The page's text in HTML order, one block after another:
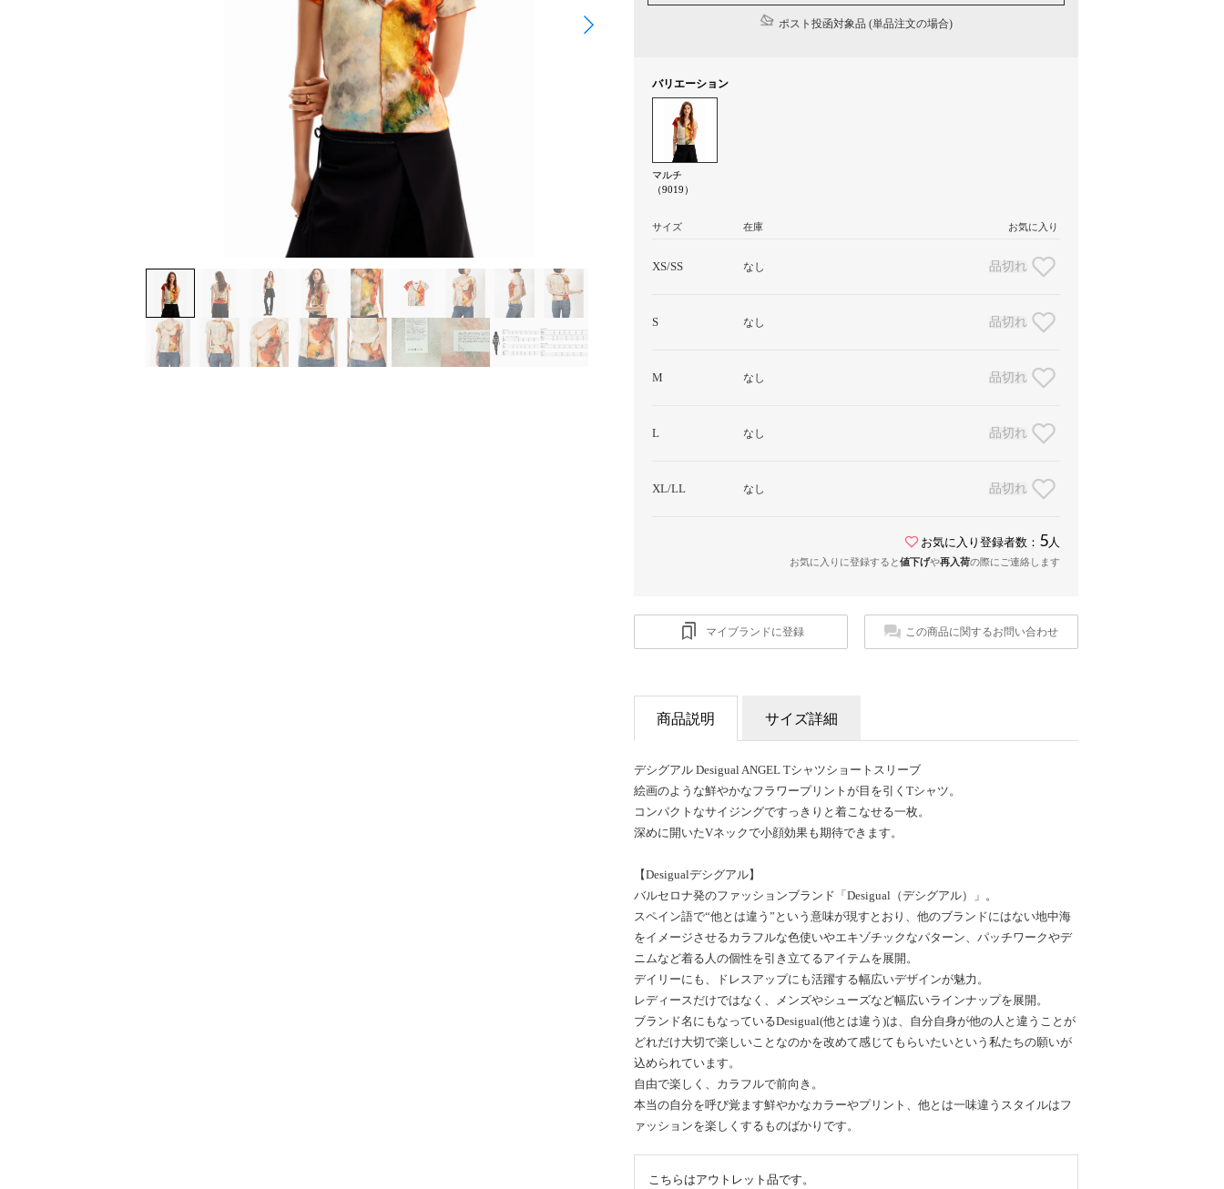
ポスト投函対象品 (単品注文の場合)
バリエーション
マルチ
（9019）
サイズ 在庫 お気に入り
XS/SS なし 品切れ
S なし 品切れ
M なし 品切れ
L なし 品切れ
XL/LL なし 品切れ
お気に入り登録者数： 5 人
お気に入りに登録すると値下げや再入荷の際にご連絡します
マイブランドに登録 この商品に関するお問い合わせ
商品説明 サイズ詳細
デシグアル Desigual ANGEL Tシャツショートスリーブ
絵画のような鮮やかなフラワープリントが目を引くTシャツ。
コンパクトなサイジングですっきりと着こなせる一枚。
深めに開いたVネックで小顔効果も期待できます。
【Desigualデシグアル】
バルセロナ発のファッションブランド「Desigual（デシグアル）」。
スペイン語で“他とは違う”という意味が現すとおり、他のブランドにはない地中海
をイメージさせるカラフルな色使いやエキゾチックなパターン、パッチワークやデ
ニムなど着る人の個性を引き立てるアイテムを展開。
デイリーにも、ドレスアップにも活躍する幅広いデザインが魅力。
レディースだけではなく、メンズやシューズなど幅広いラインナップを展開。
ブランド名にもなっているDesigual(他とは違う)は、自分自身が他の人と違うことが
どれだけ大切で楽しいことなのかを改めて感じてもらいたいという私たちの願いが
込められています。
自由で楽しく、カラフルで前向き。
本当の自分を呼び覚ます鮮やかなカラーやプリント、他とは一味違うスタイルはフ
ァッションを楽しくするものばかりです。
こちらはアウトレット品です。